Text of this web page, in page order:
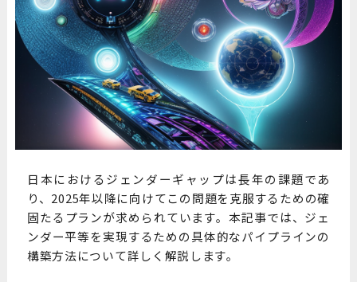
日本におけるジェンダーギャップは長年の課題であ
り、2025年以降に向けてこの問題を克服するための確
固たるプランが求められています。本記事では、ジェ
ンダー平等を実現するための具体的なパイプラインの
構築方法について詳しく解説します。